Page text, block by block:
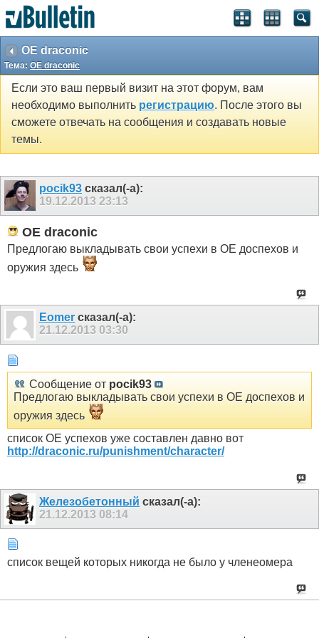
ОЕ draconic
Тема: ОЕ draconic
Если это ваш первый визит на этот форум, вам
необходимо выполнить регистрацию. После этого вы
сможете отвечать на сообщения и создавать новые
темы.
pocik93 сказал(-а):
19.12.2013 23:13
ОЕ draconic
Предлогаю выкладывать свои успехи в ОЕ доспехов и
оружия здесь
Eomer сказал(-а):
21.12.2013 03:30
Сообщение от pocik93
Предлогаю выкладывать свои успехи в ОЕ доспехов и
оружия здесь
список ОЕ успехов уже составлен давно вот
http://draconic.ru/punishment/character/
Железобетонный сказал(-а):
21.12.2013 08:14
список вещей которых никогда не было у членеомера